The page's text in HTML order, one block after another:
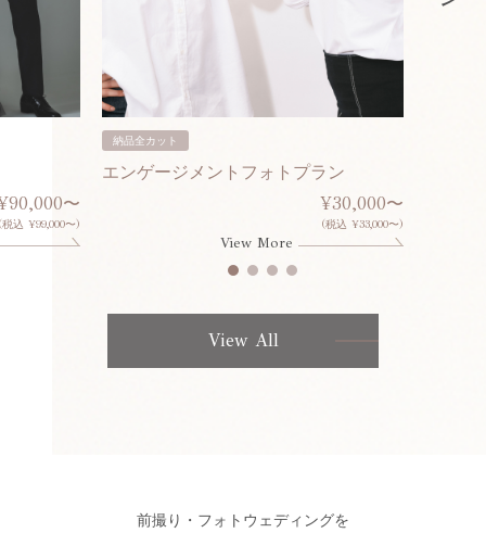
〜
(税込 ¥99,000〜)
納品全カット
エンゲージメントフォトプラン
¥30,000〜
(税込 ¥33,000〜)
View More
View All
前撮り・フォトウェディングを